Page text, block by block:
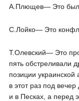
А.Плющев― Это был
С.Лойко― Это
Т.Олевский― Это
пять обстреливали
позиции
в этот раз под
и в Песках, а перед